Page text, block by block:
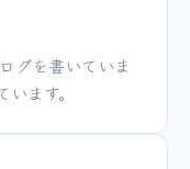
グを書いていま
ます。